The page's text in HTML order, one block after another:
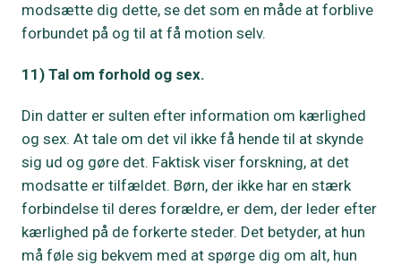
modsætte dig dette, se det som en måde at forblive
forbundet på og til at få motion selv.
11) Tal om forhold og sex.
Din datter er sulten efter information om kærlighed
og sex. At tale om det vil ikke få hende til at skynde
sig ud og gøre det. Faktisk viser forskning, at det
modsatte er tilfældet. Børn, der ikke har en stærk
forbindelse til deres forældre, er dem, der leder efter
kærlighed på de forkerte steder. Det betyder, at hun
må føle sig bekvem med at spørge dig om alt, hun